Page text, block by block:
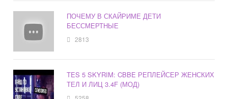
ПОЧЕМУ В СКАЙРИМЕ ДЕТИ
БЕССМЕРТНЫЕ
2813
TES 5 SKYRIM: CBBE РЕПЛЕЙСЕР ЖЕНСКИХ
ТЕЛ И ЛИЦ 3.4F (МОД)